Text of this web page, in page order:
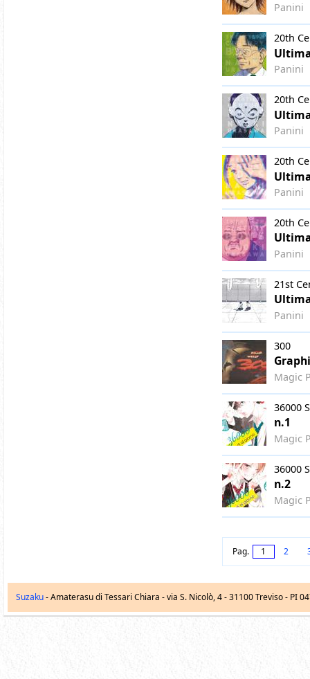
Panini
20th
Panini
20th
Panini
20th
Panini
20th
Panini
21st
Panini
300
Magic
36000
n.1
Magic
36000
n.2
Magic
Pag. 1 2
Suzaku- Amaterasu di Tessari Chiara -via S. Nicolò, 4-31100 Treviso - PI